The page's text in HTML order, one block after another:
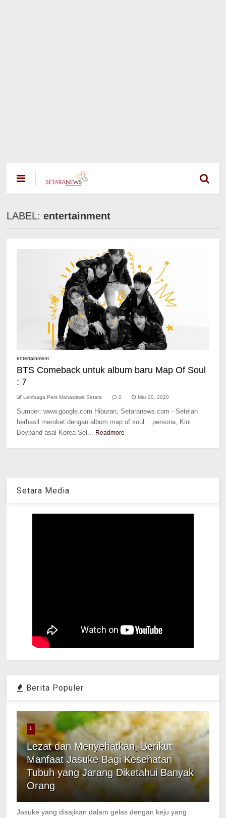
LABEL:entertainment
entertainment
BTS Comeback untuk album baru Map Of Soul
: 7
Lembaga Pers Mahasiswa Setara 0 Mar 20, 2020
Sumber: www.google.com Hiburan, Setaranews.com - Setelah
berhasil meroket dengan album map of soul : persona, Kini
Boyband asal Korea Sel... Readmore
Setara Media
Berita Populer
1
Lezat dan Menyehatkan, Berikut
Manfaat Jasuke Bagi Kesehatan
Tubuh yang Jarang Diketahui Banyak
Orang
Jasuke yang disajikan dalam gelas dengan keju yang